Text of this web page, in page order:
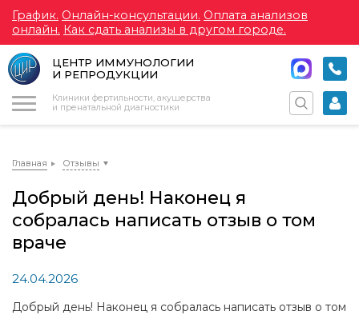
График. Онлайн-консультации. Оплата анализов
онлайн. Как сдать анализы в другом городе.
ЦЕНТР ИММУНОЛОГИИ
И РЕПРОДУКЦИИ
Клиники фертильности, акушерства
и пренатальной диагностики
Главная Отзывы
Добрый день! Наконец я
собралась написать отзыв о том
враче
24.04.2026
Добрый день! Наконец я собралась написать отзыв о том